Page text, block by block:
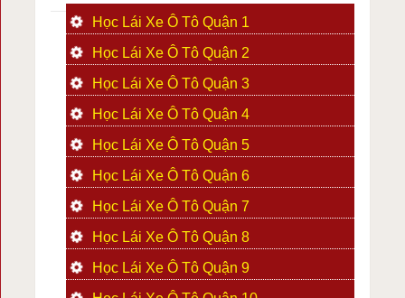
Học Lái Xe Ô Tô Quận 1
Học Lái Xe Ô Tô Quận 2
Học Lái Xe Ô Tô Quận 3
Học Lái Xe Ô Tô Quận 4
Học Lái Xe Ô Tô Quận 5
Học Lái Xe Ô Tô Quận 6
Học Lái Xe Ô Tô Quận 7
Học Lái Xe Ô Tô Quận 8
Học Lái Xe Ô Tô Quận 9